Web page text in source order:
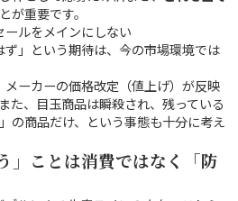
が重要です。
ルをメインにしない
ず」という期待は、今の市場環境では
メーカーの価格改定（値上げ）が反映
た、目玉商品は瞬殺され、残っている
の商品だけ、という事態も十分に考え
」ことは消費ではなく「防